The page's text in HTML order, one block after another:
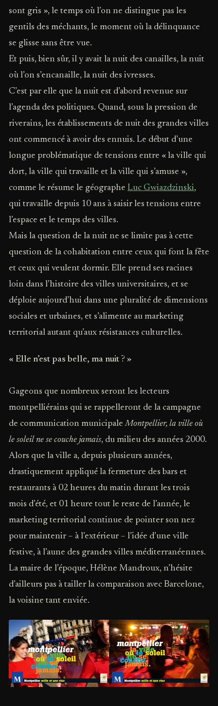
sont gris », le temps où l’on ne distingue pas les
gentils des méchants, le moment où la délinquance
se glisse sans être vue.
Et puis, bien sûr, il y avait la nuit des canailles, la nuit
où l’on s’encanaille, la nuit des ivresses.
C’est par elle que la nuit est d’abord revenue sur
l’agenda des politiques. Quand, sous la pression de
riverains, les établissements de nuit des grandes villes
ont commencé à avoir des ennuis. Le début d’une
longue problématique de tensions entre « la ville qui
dort, la ville qui travaille et la ville qui s’amuse »,
comme le résume le géographe Luc Gwiazdzinski,
qui travaille depuis 10 ans à saisir les tensions entre
l’espace et le temps des villes.
Mais la question de la nuit ne se limite pas à cette
question de la cohabitation entre ceux qui font la fête
et ceux qui veulent dormir. Elle prend ses racines
loin dans l’histoire des villes universitaires, et se
déploie aujourd’hui dans une pluralité de dimensions
sociales et urbaines, et s’alimente au marketing
territorial autant qu’aux résistances culturelles.
« Elle n’est pas belle, ma nuit ? »
Gageons que nombreux seront les lecteurs
montpelliérains qui se rappelleront de la campagne
de communication municipaleMontpellier, la ville où
le soleil ne se couche jamais, du milieu des années 2000.
Alors que la ville a, depuis plusieurs années,
drastiquement appliqué la fermeture des bars et
restaurants à 02 heures du matin durant les trois
mois d’été, et 01 heure tout le reste de l’année, le
marketing territorial continue de pointer son nez
pour maintenir – à l’extérieur – l’idée d’une ville
festive, à l’aune des grandes villes méditerranéennes.
La maire de l’époque, Hélène Mandroux, n’hésite
d’ailleurs pas à tailler la comparaison avec Barcelone,
la voisine tant enviée.